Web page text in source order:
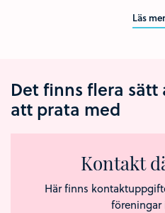
Läs mer
Det finns flera
att prata med
Kontakt
Här finns
föreningar